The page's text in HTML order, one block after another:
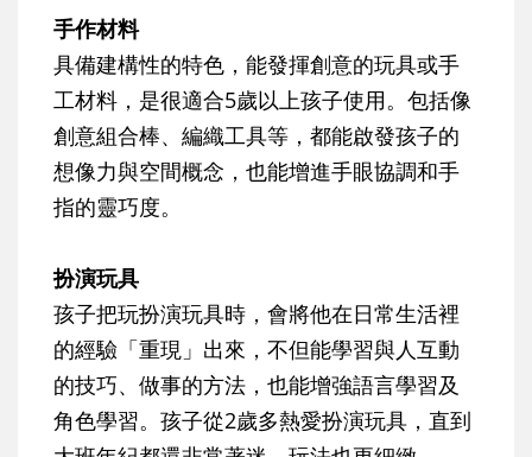
手作材料
具備建構性的特色，能發揮創意的玩具或手
工材料，是很適合5歲以上孩子使用。包括像
創意組合棒、編織工具等，都能啟發孩子的
想像力與空間概念，也能增進手眼協調和手
指的靈巧度。
扮演玩具
孩子把玩扮演玩具時，會將他在日常生活裡
的經驗「重現」出來，不但能學習與人互動
的技巧、做事的方法，也能增強語言學習及
角色學習。孩子從2歲多熱愛扮演玩具，直到